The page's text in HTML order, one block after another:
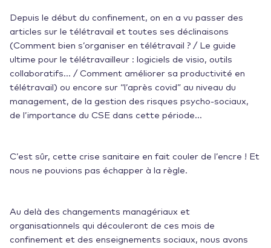
Depuis le début du confinement, on en a vu passer des
articles sur le télétravail et toutes ses déclinaisons
(Comment bien s’organiser en télétravail ? / Le guide
ultime pour le télétravailleur : logiciels de visio, outils
collaboratifs… / Comment améliorer sa productivité en
télétravail) ou encore sur “l’après covid” au niveau du
management, de la gestion des risques psycho-sociaux,
de l’importance du CSE dans cette période…
C’est sûr, cette crise sanitaire en fait couler de l’encre ! Et
nous ne pouvions pas échapper à la règle.
Au delà des changements managériaux et
organisationnels qui découleront de ces mois de
confinement et des enseignements sociaux, nous avons